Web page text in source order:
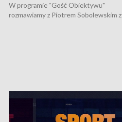
W programie "Gość Obiektywu"
rozmawiamy z Piotrem Sobolewskim z